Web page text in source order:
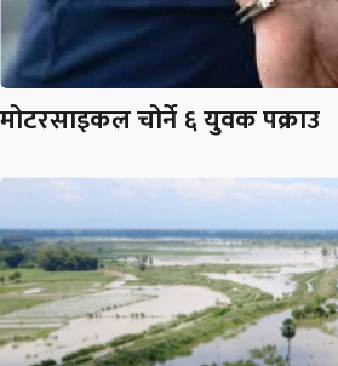
मोटरसाइकल चोर्ने ६ युवक पक्राउ